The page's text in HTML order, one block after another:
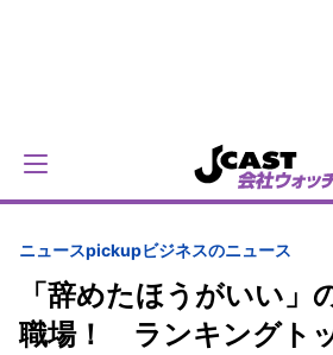
ニュースpickupビジネスのニュース
「辞めたほうがいい」
職場！ ランキングト